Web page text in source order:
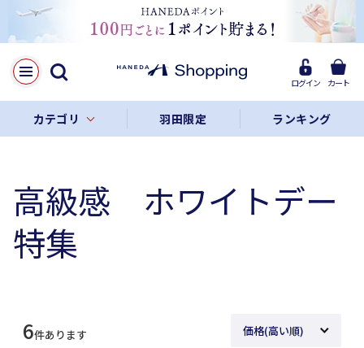
ログイン カート
カテゴリ 羽田限定 ランキング
高級感 ホワイトデー
特集
6件あります